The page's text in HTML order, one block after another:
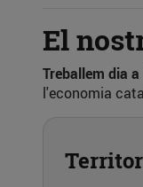
El
Treballem dia
l'economia